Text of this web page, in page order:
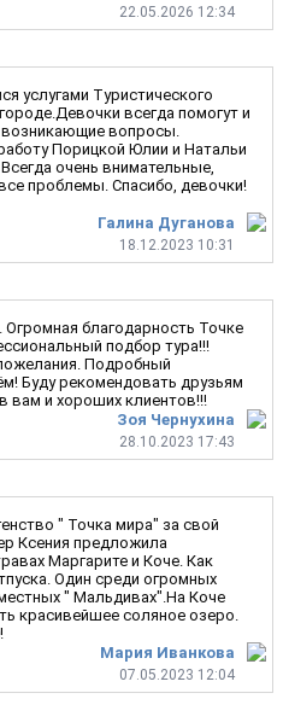
22.05.2026 12:34
Галина Дуганова
18.12.2023 10:31
услугами Туристического
всегда помогут и
возникающие вопросы.
Порицкой Юлии и Натальи
очень внимательные,
проблемы. Спасибо, девочки!
Зоя Чернухина
28.10.2023 17:43
Огромная благодарность Точке
подбор тура!!!
Подробный
Буду рекомендовать друзьям
вам и хороших клиентов!!!
Мария Иванкова
07.05.2023 12:04
" Точка мира" за свой
Ксения предложила
Маргарите и Коче. Как
Один среди огромных
" Мальдивах".На Коче
красивейшее соляное озеро.